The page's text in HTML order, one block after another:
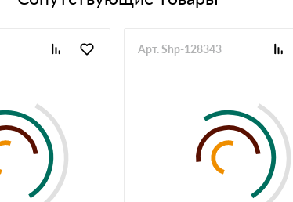
Арт. Shp-128343